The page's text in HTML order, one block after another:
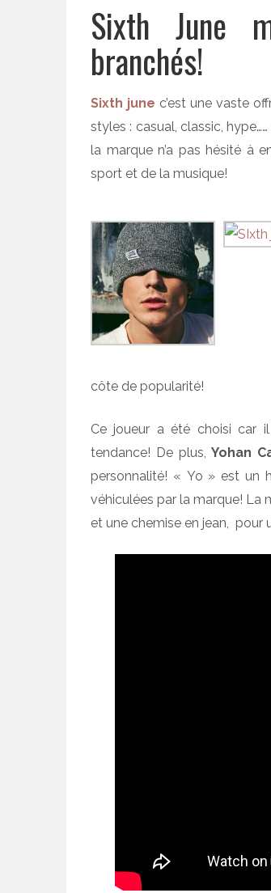
Sixth June
branchés!
Sixth june c’est une vaste
styles : casual, classic,
la marque n’a pas hésité à
sport et de la musique!
côte de popularité!
Ce joueur a été choisi car
tendance! De plus,Yohan
personnalité! « Yo » est un
véhiculées par la marque! La
et une chemise en jean,